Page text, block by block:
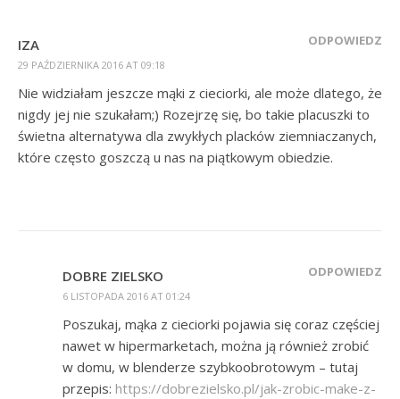
IZA
29 PAŹDZIERNIKA 2016 AT 09:18
ODPOWIEDZ
Nie widziałam jeszcze mąki z cieciorki, ale może dlatego, że
nigdy jej nie szukałam;) Rozejrzę się, bo takie placuszki to
świetna alternatywa dla zwykłych placków ziemniaczanych,
które często goszczą u nas na piątkowym obiedzie.
DOBRE ZIELSKO
6 LISTOPADA 2016 AT 01:24
ODPOWIEDZ
Poszukaj, mąka z cieciorki pojawia się coraz częściej
nawet w hipermarketach, można ją również zrobić
w domu, w blenderze szybkoobrotowym – tutaj
przepis: https://dobrezielsko.pl/jak-zrobic-make-z-